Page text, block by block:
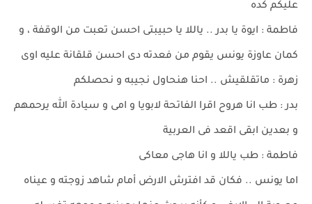
عليكم كده
فاطمة : ايوة يا بدر .. ياللا يا حبيبتى احسن تعبت من الوقفة ، و
كمان عاوزة يونس يقوم من فعدته دى احسن قلقانة عليه اوى
زهرة : ماتقلقيش .. احنا هنحاول نجيبه و نحصلكم
بدر : طب انا هروح اقرا الفاتحة لابويا و امى و سيادة الله يرحمهم
و بعدين ابقى اقعد فى العربية
فاطمة : طب ياللا و انا هاجى معاكى
اما يونس .. فكان قد افترش الارض أمام شاهد زوجته و عيناه